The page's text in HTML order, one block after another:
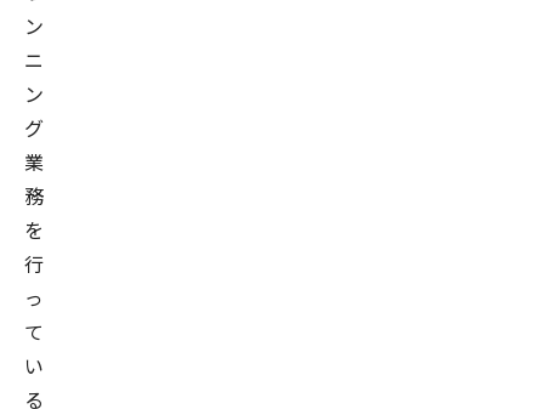
ン
ニ
ン
グ
業
務
を
行
っ
て
い
る